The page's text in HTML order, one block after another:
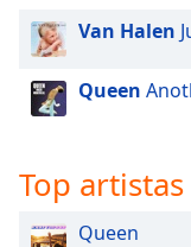
Opacity
Caption
Background
Color
Van Halen
Queen
Top artistas
Queen